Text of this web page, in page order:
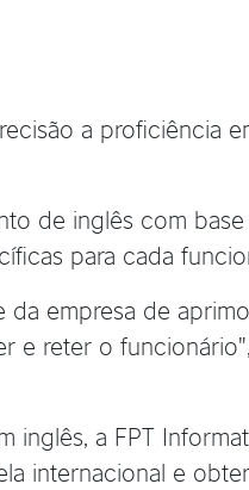
a proficiência
de inglês com base
para cada
empresa de
e reter o
a FPT
internacional e